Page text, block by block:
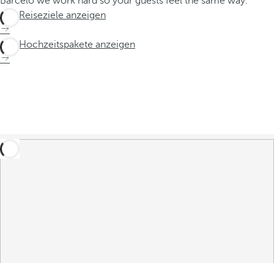
Alle Reiseziele anzeigen
Alle Hochzeitspakete anzeigen